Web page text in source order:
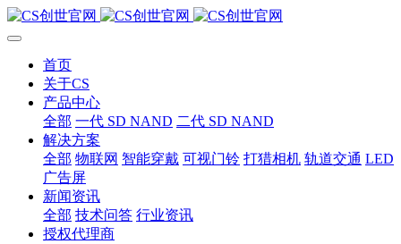
首页
关于CS
产品中心
全部 一代 SD NAND 二代 SD NAND
解决方案
全部 物联网 智能穿戴 可视门铃 打猎相机 轨道交通 LED
广告屏
新闻资讯
全部 技术问答 行业资讯
授权代理商